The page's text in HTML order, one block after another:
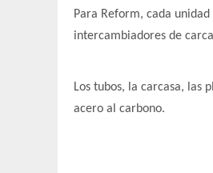
Para Reform, cada
intercambiadores de
Los tubos, la carcasa, las
acero al carbono.